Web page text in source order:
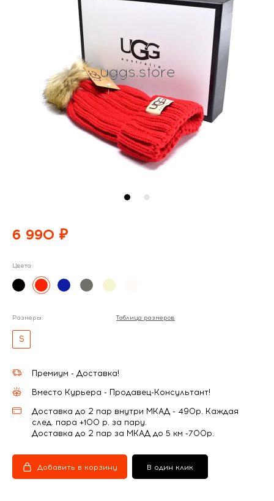
6 990 ₽
Цвета:
Размеры: Таблица размеров
S
Премиум - Доставка!
Вместо Курьера - Продавец-Консультант!
Доставка до 2 пар внутри МКАД - 490р. Каждая
след. пара +100 р. за пару.
Доставка до 2 пар за МКАД до 5 км -700р.
Добавить в корзину В один клик